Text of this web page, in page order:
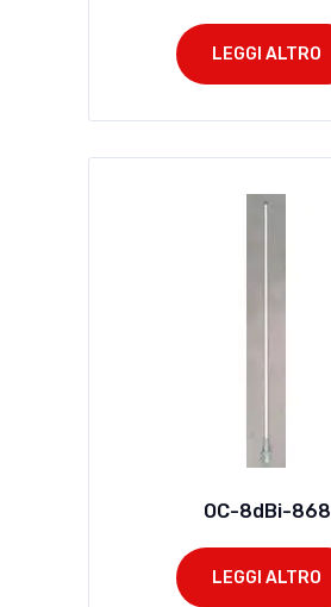
LEGGI ALTRO
OC-8dBi-868
LEGGI ALTRO